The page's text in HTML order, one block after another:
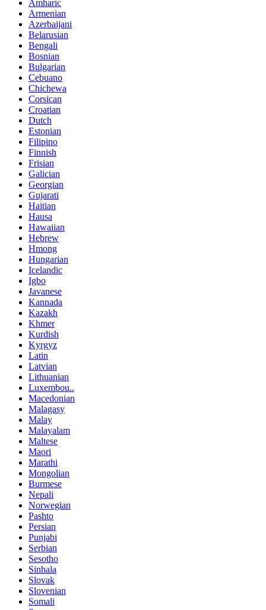
Amharic
Armenian
Azerbaijani
Belarusian
Bengali
Bosnian
Bulgarian
Cebuano
Chichewa
Corsican
Croatian
Dutch
Estonian
Filipino
Finnish
Frisian
Galician
Georgian
Gujarati
Haitian
Hausa
Hawaiian
Hebrew
Hmong
Hungarian
Icelandic
Igbo
Javanese
Kannada
Kazakh
Khmer
Kurdish
Kyrgyz
Latin
Latvian
Lithuanian
Luxembou..
Macedonian
Malagasy
Malay
Malayalam
Maltese
Maori
Marathi
Mongolian
Burmese
Nepali
Norwegian
Pashto
Persian
Punjabi
Serbian
Sesotho
Sinhala
Slovak
Slovenian
Somali